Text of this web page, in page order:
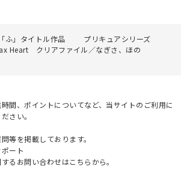
「ふ」タイトル作品
プリキュアシリーズ
Heart クリアファイル／なぎさ、ほの
間、ポイントについてなど、当サイトのご利用に
さい。
等を掲載しております。
ート
るお問い合わせはこちらから。